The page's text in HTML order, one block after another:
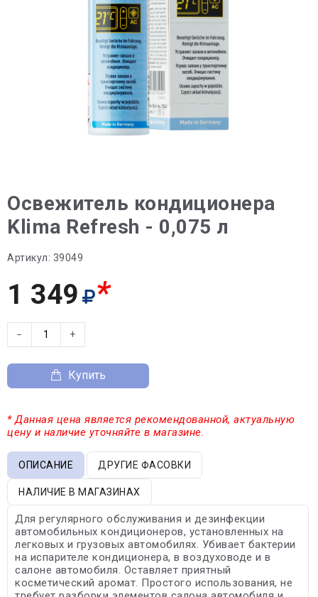
Освежитель кондиционера
Klima Refresh - 0,075 л
Артикул: 39049
1 349 *
− +
Купить
* Данная цена является рекомендованной, актуальную
цену и наличие уточняйте в магазине.
ОПИСАНИЕ ДРУГИЕ ФАСОВКИ
НАЛИЧИЕ В МАГАЗИНАХ
Для регулярного обслуживания и дезинфекции
автомобильных кондиционеров, установленных на
легковых и грузовых автомобилях. Убивает бактерии
на испарителе кондиционера, в воздуховоде и в
салоне автомобиля. Оставляет приятный
косметический аромат. Простого использования, не